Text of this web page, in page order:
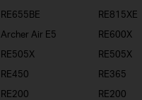
Telcos & ISP
RE655BE RE815XE
Archer Air E5
RE600X
RE505X
RE505X
RE450
RE365
RE200
RE200